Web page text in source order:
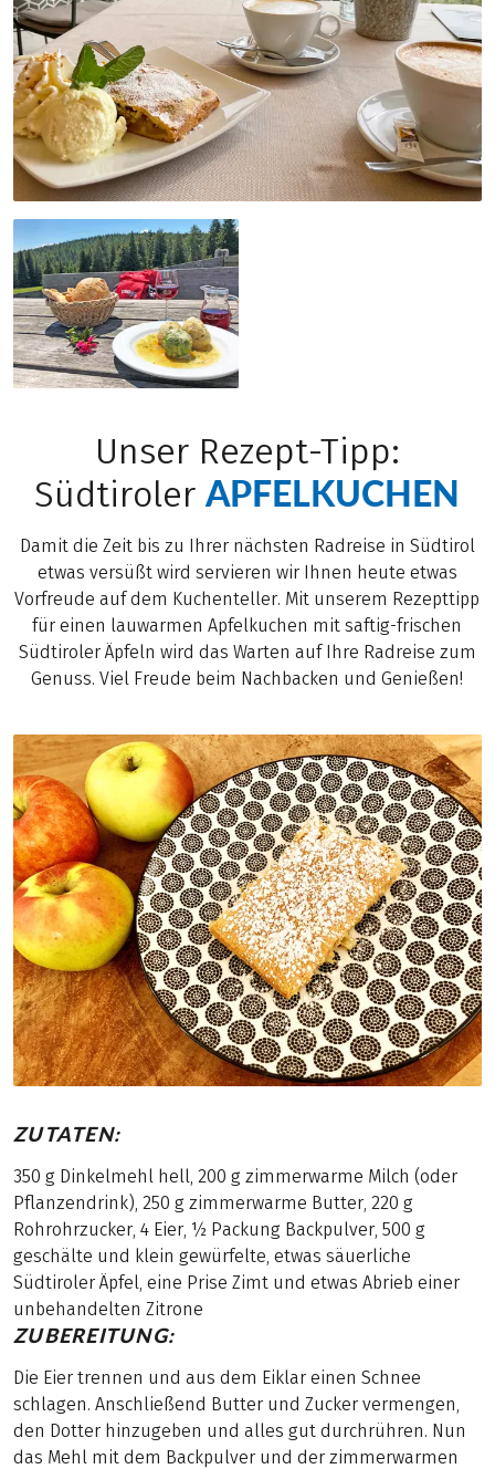
Unser Rezept-Tipp:
SüdtirolerAPFELKUCHEN
Damit die Zeit bis zu Ihrer nächsten Radreise in Südtirol
etwas versüßt wird servieren wir Ihnen heute etwas
Vorfreude auf dem Kuchenteller. Mit unserem Rezepttipp
für einen lauwarmen Apfelkuchen mit saftig-frischen
Südtiroler Äpfeln wird das Warten auf Ihre Radreise zum
Genuss. Viel Freude beim Nachbacken und Genießen!
ZUTATEN:
350 g Dinkelmehl hell, 200 g zimmerwarme Milch (oder
Pflanzendrink), 250 g zimmerwarme Butter, 220 g
Rohrohrzucker, 4 Eier, ½ Packung Backpulver, 500 g
geschälte und klein gewürfelte, etwas säuerliche
Südtiroler Äpfel, eine Prise Zimt und etwas Abrieb einer
unbehandelten Zitrone
ZUBEREITUNG:
Die Eier trennen und aus dem Eiklar einen Schnee
schlagen. Anschließend Butter und Zucker vermengen,
den Dotter hinzugeben und alles gut durchrühren. Nun
das Mehl mit dem Backpulver und der zimmerwarmen